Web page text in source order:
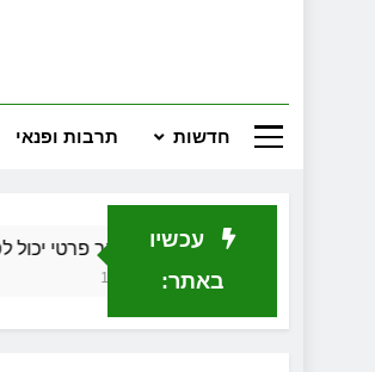
חדשות תרבות ופנאי
עכשיו
באתר:
כיצד חוקר פרטי יכול לסייע
חודש 1 Ago